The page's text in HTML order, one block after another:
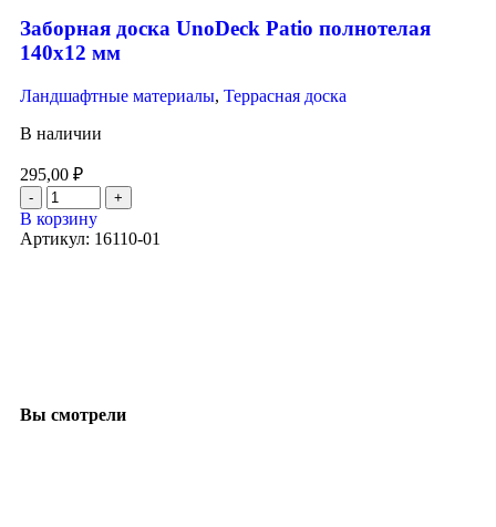
Заборная доска UnoDeck Patio полнотелая
140х12 мм
Ландшафтные материалы, Террасная доска
В наличии
295,00 ₽
В корзину
Артикул: 16110-01
Вы смотрели